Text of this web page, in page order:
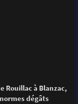
Rouillac à Blanzac,
dégâts